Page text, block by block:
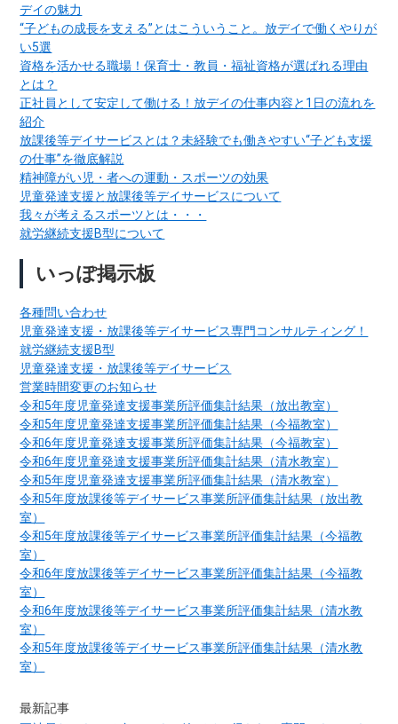
デイの魅力
“子どもの成長を支える”とはこういうこと。放デイで働くやりが
い5選
資格を活かせる職場！保育士・教員・福祉資格が選ばれる理由
とは？
正社員として安定して働ける！放デイの仕事内容と1日の流れを
紹介
放課後等デイサービスとは？未経験でも働きやすい“子ども支援
の仕事”を徹底解説
精神障がい児・者への運動・スポーツの効果
児童発達支援と放課後等デイサービスについて
我々が考えるスポーツとは・・・
就労継続支援B型について
いっぽ掲示板
各種問い合わせ
児童発達支援・放課後等デイサービス専門コンサルティング！
就労継続支援B型
児童発達支援・放課後等デイサービス
営業時間変更のお知らせ
令和5年度児童発達支援事業所評価集計結果（放出教室）
令和5年度児童発達支援事業所評価集計結果（今福教室）
令和6年度児童発達支援事業所評価集計結果（今福教室）
令和6年度児童発達支援事業所評価集計結果（清水教室）
令和5年度児童発達支援事業所評価集計結果（清水教室）
令和5年度放課後等デイサービス事業所評価集計結果（放出教
室）
令和5年度放課後等デイサービス事業所評価集計結果（今福教
室）
令和6年度放課後等デイサービス事業所評価集計結果（今福教
室）
令和6年度放課後等デイサービス事業所評価集計結果（清水教
室）
令和5年度放課後等デイサービス事業所評価集計結果（清水教
室）
最新記事